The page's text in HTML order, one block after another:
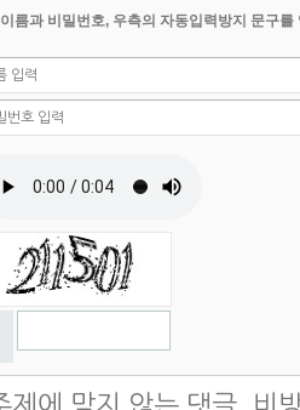
이름과 비밀번호, 우측의 자동입력방지 문구를